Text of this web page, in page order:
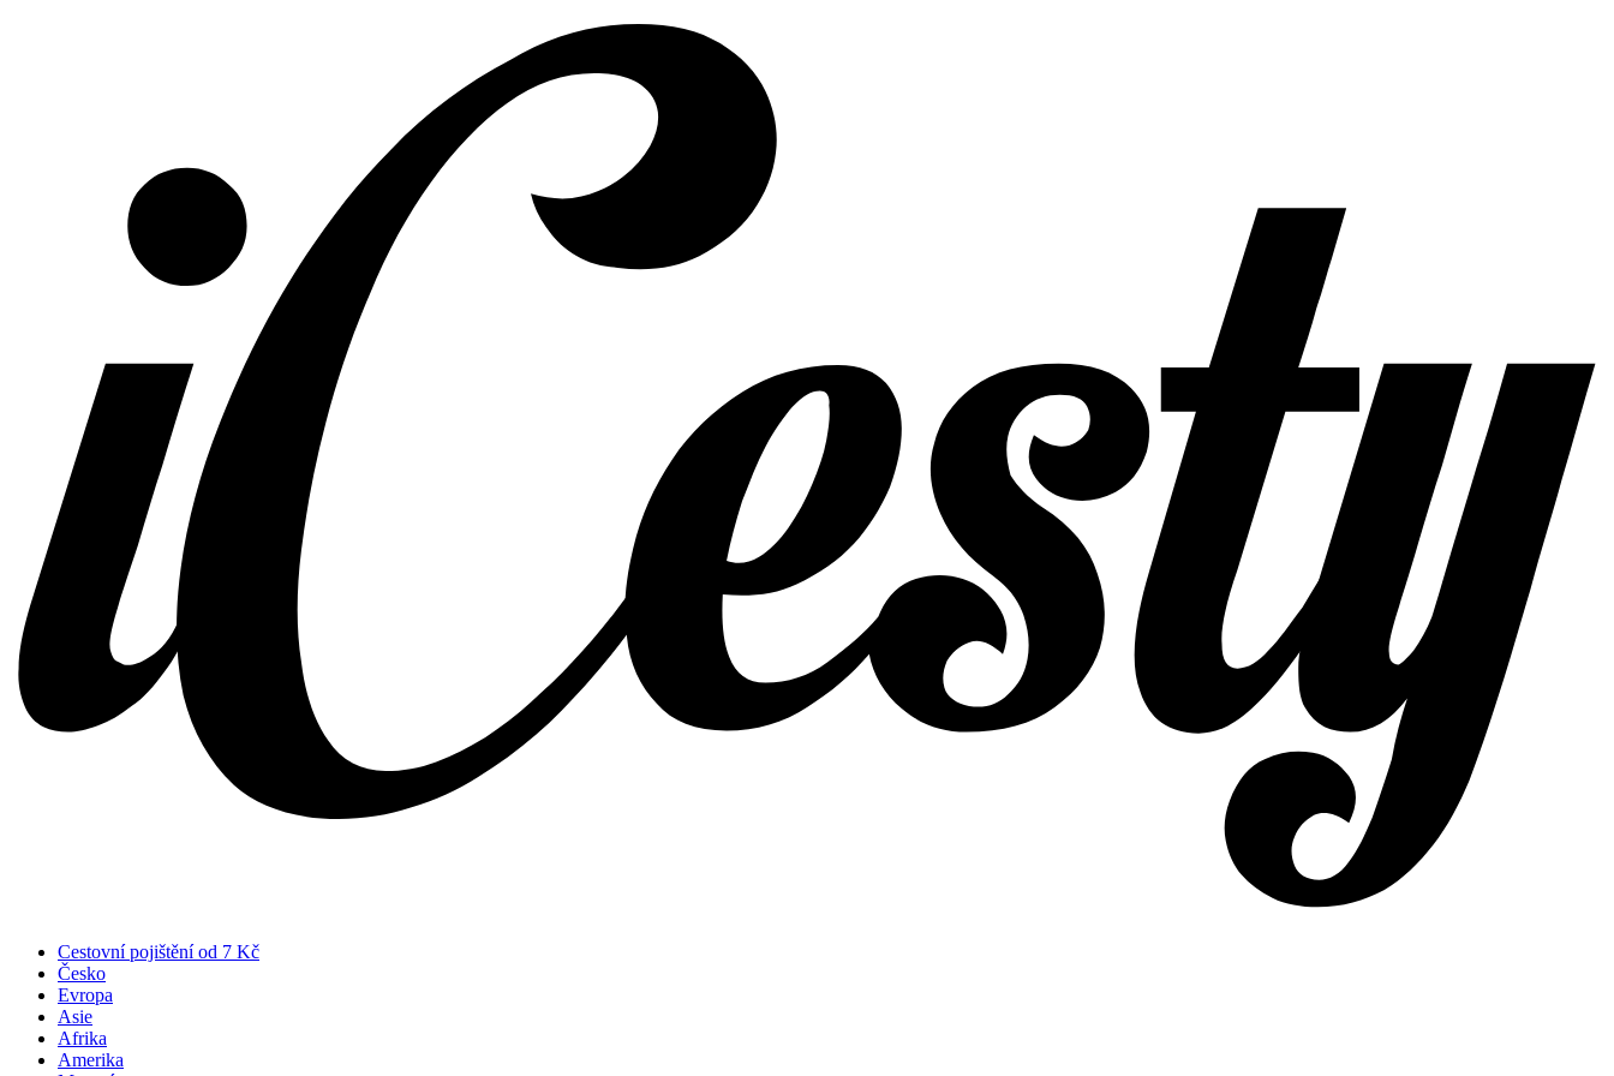
Cestovní pojištění od 7 Kč
Česko
Evropa
Asie
Afrika
Amerika